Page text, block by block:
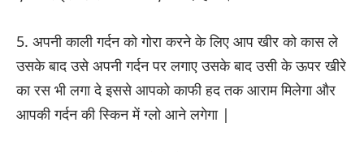
5. अपनी काली गर्दन को गोरा करने के लिए आप खीर को कास ले
उसके बाद उसे अपनी गर्दन पर लगाए उसके बाद उसी के ऊपर खीरे
का रस भी लगा दे इससे आपको काफी हद तक आराम मिलेगा और
आपकी गर्दन की स्किन में ग्लो आने लगेगा |